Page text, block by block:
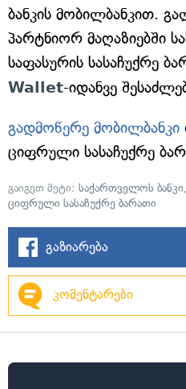
ბანკის მობილბანკით.
პარტნიორ მაღაზიებში
საფასურის სასაჩუქრე
Wallet-იდანვე
გადმოწერე მობილბანკი
ციფრული სასაჩუქრე
გაიგეთ მეტი: საქართველოს ბანკი,
ციფრული სასაჩუქრე ბარათი
გაზიარება
კომენტარები